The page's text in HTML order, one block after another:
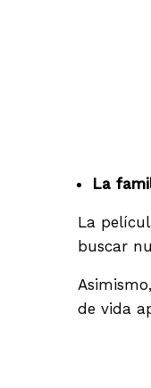
La
La
buscar
de vida